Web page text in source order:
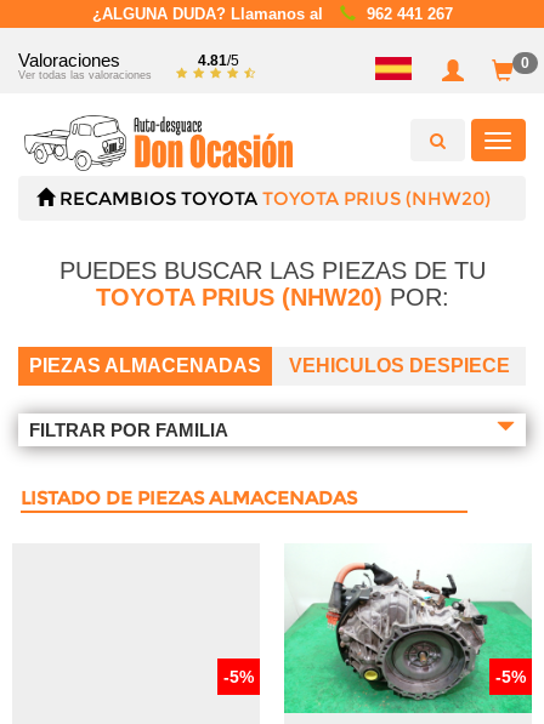
¿ALGUNA DUDA? Llamanos al 962 441 267
Valoraciones
Ver todas las valoraciones
4.81/5 0
RECAMBIOS TOYOTA TOYOTA PRIUS (NHW20)
PUEDES BUSCAR LAS PIEZAS DE TU
TOYOTA PRIUS (NHW20) POR:
PIEZAS ALMACENADAS VEHICULOS DESPIECE
FILTRAR POR FAMILIA
LISTADO DE PIEZAS ALMACENADAS
-5% -5%